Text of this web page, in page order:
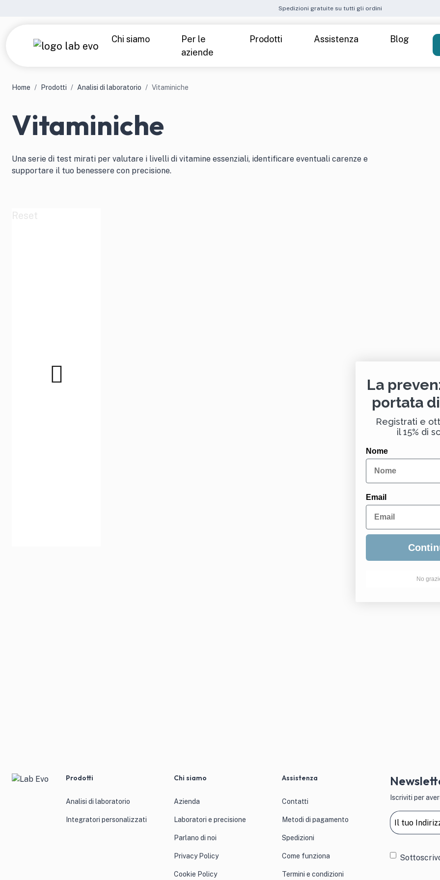
Spedizioni gratuite su tutti gli ordini
Chi siamo
Azienda
Parlano di noi
Per le
aziende
Prodotti
Under 40
Sport — Uomo Sport — Donna
Tutti i prodotti
Assistenza Blog
Home Prodotti Analisi di laboratorio Vitaminiche
Vitaminiche
Una serie di test mirati per valutare i livelli di vitamine essenziali, identificare eventuali carenze e
supportare il tuo benessere con precisione.
Reset
Prodotti
Analisi di laboratorio
Integratori personalizzati
Chi siamo
Azienda
Laboratori e precisione
Parlano di noi
Privacy Policy
Cookie Policy
Assistenza
Contatti
Metodi di pagamento
Spedizioni
Come funziona
Termini e condizioni
Iscriviti per
Email
La
portata
Registrati e
il 15% di
Nome
Email
No